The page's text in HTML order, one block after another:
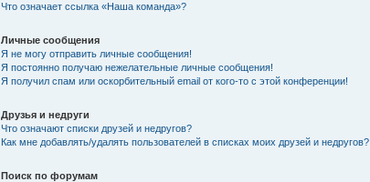
Что означает ссылка «Наша команда»?
Личные сообщения
Я не могу отправить личные сообщения!
Я постоянно получаю нежелательные личные сообщения!
Я получил спам или оскорбительный email от кого-то с этой конференции!
Друзья и недруги
Что означают списки друзей и недругов?
Как мне добавлять/удалять пользователей в списках моих друзей и недругов?
Поиск по форумам